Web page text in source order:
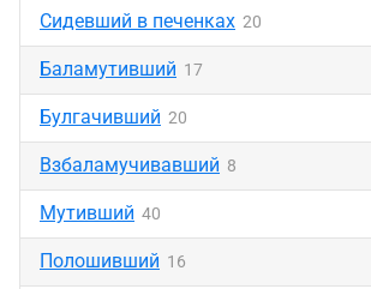
Сидевший в печенках 20
Баламутивший 17
Булгачивший 20
Взбаламучивавший 8
Мутивший 40
Полошивший 16